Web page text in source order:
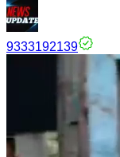
9333192139